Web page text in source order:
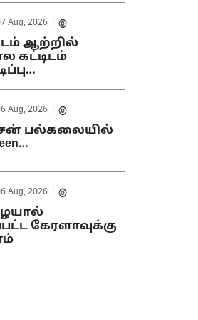
Aug, 2026
ஆற்றில்
கட்டிடம்
Aug, 2026
பல்கலையில்
Aug, 2026
கேரளாவுக்கு